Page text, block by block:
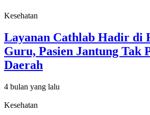
Kesehatan
Layanan Cathlab Hadir di
Guru, Pasien Jantung Tak
Daerah
4 bulan yang lalu
Kesehatan